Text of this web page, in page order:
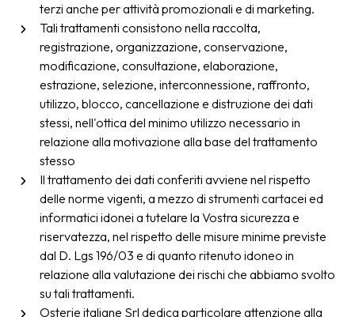
terzi anche per attività promozionali e di marketing.
Tali trattamenti consistono nella raccolta,
registrazione, organizzazione, conservazione,
modificazione, consultazione, elaborazione,
estrazione, selezione, interconnessione, raffronto,
utilizzo, blocco, cancellazione e distruzione dei dati
stessi, nell'ottica del minimo utilizzo necessario in
relazione alla motivazione alla base del trattamento
stesso
Il trattamento dei dati conferiti avviene nel rispetto
delle norme vigenti, a mezzo di strumenti cartacei ed
informatici idonei a tutelare la Vostra sicurezza e
riservatezza, nel rispetto delle misure minime previste
dal D. Lgs 196/03 e di quanto ritenuto idoneo in
relazione alla valutazione dei rischi che abbiamo svolto
su tali trattamenti.
Osterie italiane Srl dedica particolare attenzione alla